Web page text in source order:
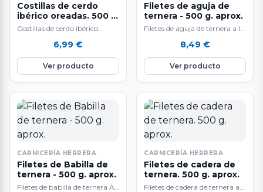
Costillas de cerdo
ibérico oreadas. 500 g.
aprox.
Costillas de cerdo ibérico
aproximadamente. Un
producto único, de sabor
inigualable. El…
6,99 €
Ver producto
Filetes de aguja de
ternera - 500 g. aprox.
Filetes de aguja de ternera a la
aproximadamente. El…
8,49 €
Ver producto
CARNICERÍA HERRERA
Filetes de Babilla de
ternera - 500 g. aprox.
Filetes de babilla de ternera A
CARNICERÍA HERRERA
Filetes de cadera de
ternera. 500 g. aprox.
Filetes de cadera de ternera a